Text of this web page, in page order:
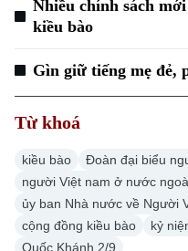
Nhiều chính sách
kiều bào
Gìn giữ tiếng mẹ đẻ,
Từ khoá
kiều bào
Đoàn đại biểu
người Việt nam ở nước
ủy ban Nhà nước về Người
cộng đồng kiều bào
kỷ
Quốc Khánh 2/9